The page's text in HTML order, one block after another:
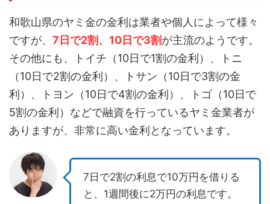
和歌山県のヤミ金の金利は業者や個人によって様々
ですが、 7日で2割、10日で3割が主流のようです。
その他にも、トイチ（10日で1割の金利）、トニ
（10日で2割の金利）、トサン（10日で3割の金
利）、トヨン（10日で4割の金利）、トゴ（10日で
5割の金利）などで融資を行っているヤミ金業者が
ありますが、非常に高い金利となっています。
7日で2割の利息で10万円を借りる
と、1週間後に2万円の利息です。